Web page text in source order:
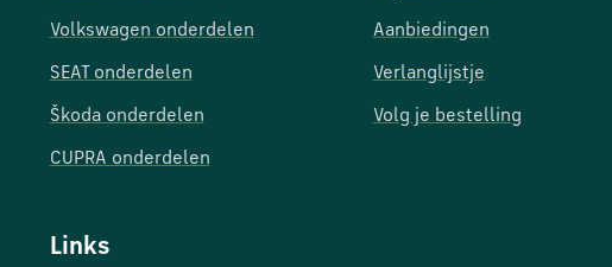
Volkswagen onderdelen
SEAT onderdelen
Škoda onderdelen
CUPRA onderdelen
Links
Aanbiedingen
Verlanglijstje
Volg je bestelling